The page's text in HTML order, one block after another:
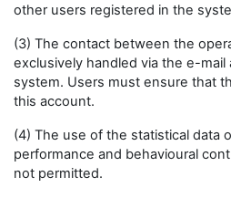
other users registered in the
(3) The contact between the
exclusively handled via the e-
system. Users must ensure that
this account.
(4) The use of the statistical data
performance and behavioural
not permitted.